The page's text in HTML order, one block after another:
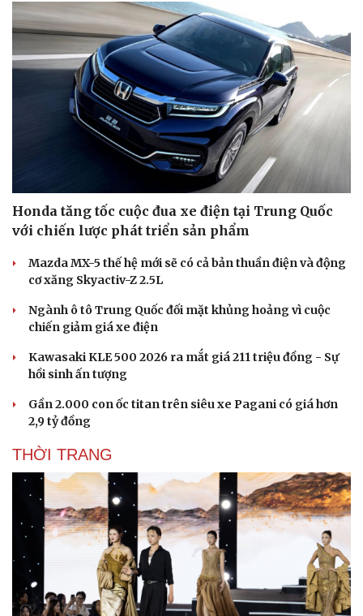
Sức khỏe
Dinh dưỡng - món ngon
Cây thuốc
Nhi khoa
Nam khoa
Phòng mạch online
Ăn sạch sống khỏe
Nhà đẹp
Honda tăng tốc cuộc đua xe điện tại Trung Quốc
với chiến lược phát triển sản phẩm
Mazda MX-5 thế hệ mới sẽ có cả bản thuần điện và động
cơ xăng Skyactiv-Z 2.5L
Ngành ô tô Trung Quốc đối mặt khủng hoảng vì cuộc
chiến giảm giá xe điện
Kawasaki KLE 500 2026 ra mắt giá 211 triệu đồng - Sự
hồi sinh ấn tượng
Gần 2.000 con ốc titan trên siêu xe Pagani có giá hơn
2,9 tỷ đồng
THỜI TRANG